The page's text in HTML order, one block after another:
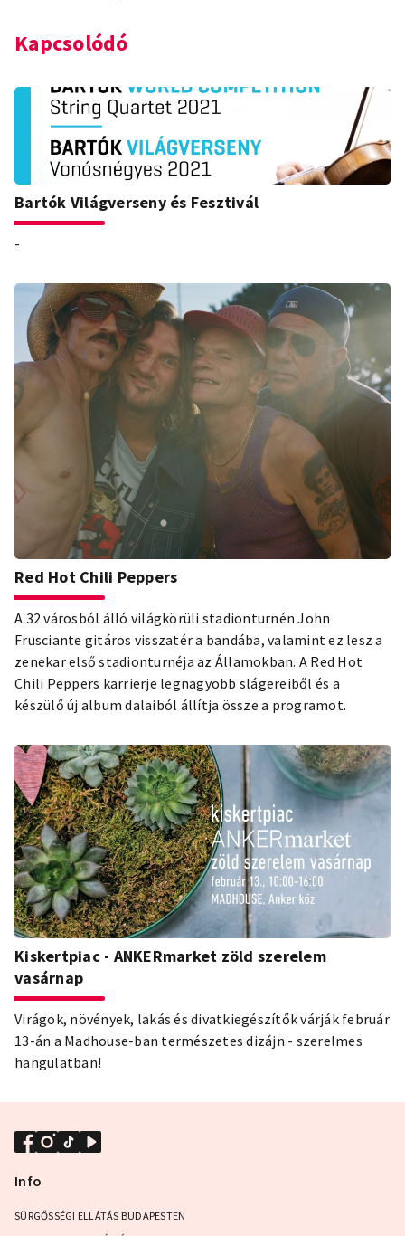
Kapcsolódó
Bartók Világverseny és Fesztivál
-
Red Hot Chili Peppers
A 32 városból álló világkörüli stadionturnén John
Frusciante gitáros visszatér a bandába, valamint ez lesz a
zenekar első stadionturnéja az Államokban. A Red Hot
Chili Peppers karrierje legnagyobb slágereiből és a
készülő új album dalaiból állítja össze a programot.
Kiskertpiac - ANKERmarket zöld szerelem
vasárnap
Virágok, növények, lakás és divatkiegészítők várják február
13-án a Madhouse-ban természetes dizájn - szerelmes
hangulatban!
Info
SÜRGŐSSÉGI ELLÁTÁS BUDAPESTEN